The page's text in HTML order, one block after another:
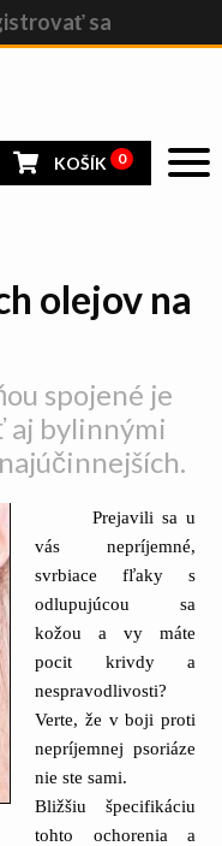
sa
KOŠÍK 0
olejov na
spojené je
aj bylinnými
Prejavili sa u
vás nepríjemné,
svrbiace fľaky s
odlupujúcou sa
kožou a vy máte
pocit krivdy a
nespravodlivosti?
Verte, že v boji proti
nepríjemnej psoriáze
nie ste sami.
Bližšiu špecifikáciu
tohto ochorenia a